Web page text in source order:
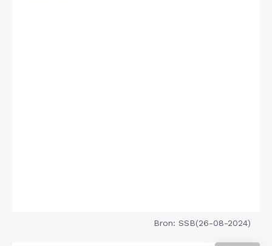
Bron: SSB(26-08-2024)